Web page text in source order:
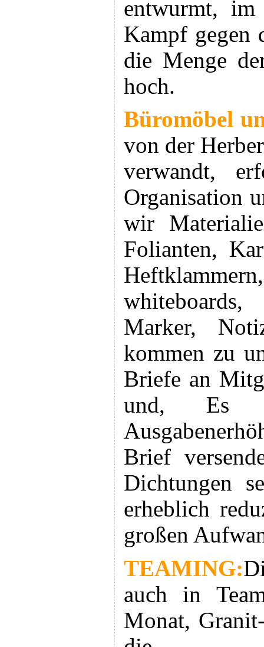
entwurmt,
Kampf gegen
die Menge
hoch.
Büromöbel
von der
verwandt,
Organisation
wir
Folianten,
Marker,
kommen zu
Briefe an
und, Es
Brief
Dichtungen
erheblich
großen
TEAMING:
auch in
Monat,